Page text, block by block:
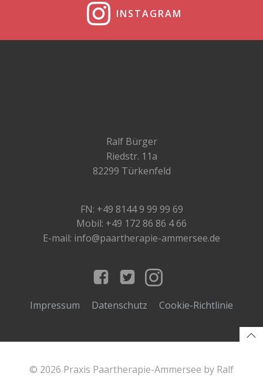
INSTAGRAM
Ralf Bürger
Riedstr. 11a
82299 Türkenfeld
FN: +49 8144 9 99 99 69
Mobil: +49 172 86 86 4 66
E-mail: info@paartherapie-ammersee.de
Impressum Datenschutz Cookie-Richtlinie
© 2026 Praxis Paartherapie-Ammersee by Ralf